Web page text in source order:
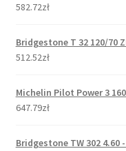
582.72zł
Bridgestone T 32 120/70
512.52zł
Michelin Pilot Power 3
647.79zł
Bridgestone TW 302 4.60